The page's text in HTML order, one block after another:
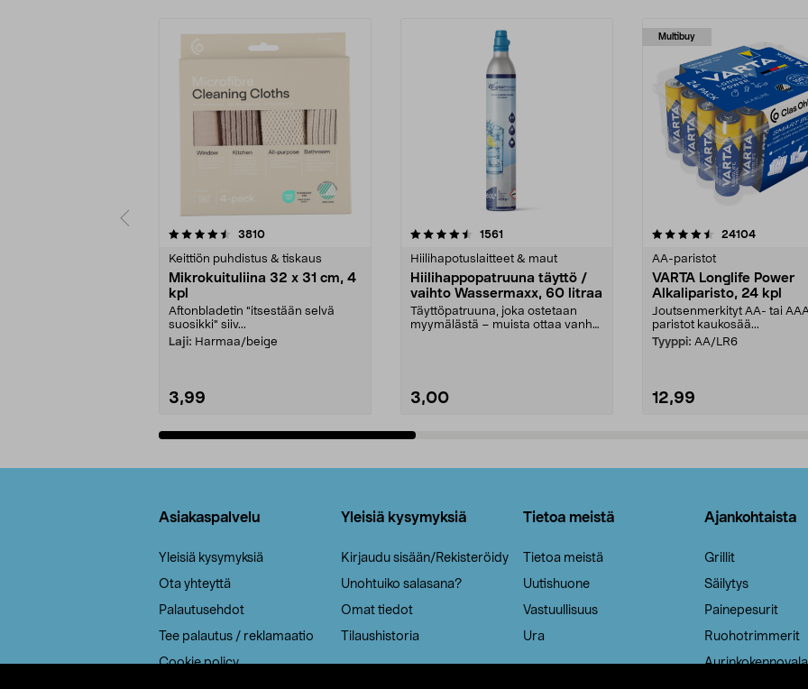
3810arvostelut
Keittiön puhdistus & tiskaus
Mikrokuituliina 32 x 31 cm, 4
kpl
Aftonbladetin "itsestään selvä
suosikki" siiv...
Laji: Harmaa/beige
3,99
4.5viidestä
1561
Hiilihapotuslaitteet & maut
Hiilihappopatruuna täyttö /
vaihto Wassermaxx, 60 litraa
Täyttöpatruuna, joka ostetaan
myymälästä – muista ottaa vanha
3,00
Multibuy
4.5viidestä
24104arvostelut
AA-paristot
VARTA Longlife Power
Alkaliparisto, 24 kpl
Joutsenmerkityt AA- tai
paristot kaukosää...
Tyyppi: AA/LR6
12,99
4.5viidestä
Asiakaspalvelu
Yleisiä kysymyksiä
Ota yhteyttä
Palautusehdot
Tee palautus / reklamaatio
Cookie policy
Yleisiä kysymyksiä
Kirjaudu sisään/Rekisteröidy
Unohtuiko salasana?
Omat tiedot
Tilaushistoria
Tietoa meistä
Tietoa meistä
Uutishuone
Vastuullisuus
Ura
Ajankohtaista
Grillit
Säilytys
Painepesurit
Ruohotrimmerit